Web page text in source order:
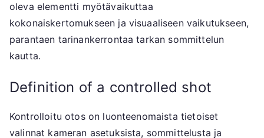
oleva elementti myötävaikuttaa
kokonaiskertomukseen ja visuaaliseen vaikutukseen,
parantaen tarinankerrontaa tarkan sommittelun
kautta.
Definition of a controlled shot
Kontrolloitu otos on luonteenomaista tietoiset
valinnat kameran asetuksista, sommittelusta ja